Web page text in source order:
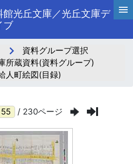
光丘文庫／光丘文庫デ
ブ
資料グループ選択
所蔵資料(資料グループ)
人町絵図(目録)
/ 230ページ